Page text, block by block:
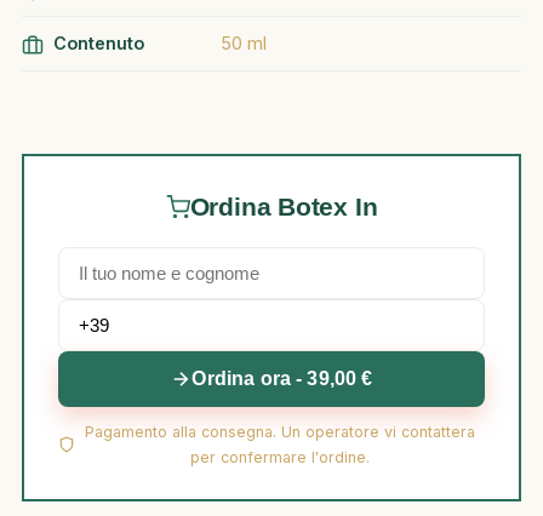
Contenuto 50 ml
Ordina Botex In
Ordina ora - 39,00 €
Pagamento alla consegna. Un operatore vi contattera
per confermare l'ordine.